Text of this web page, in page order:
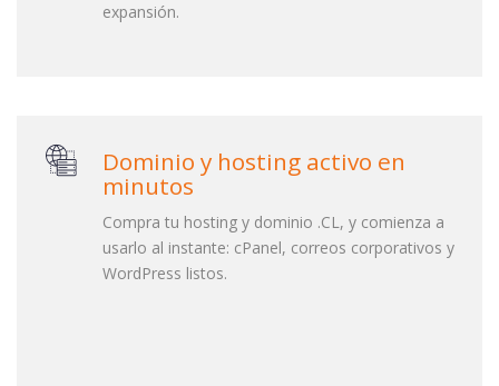
expansión.
Dominio y hosting activo en
minutos
Compra tu hosting y dominio .CL, y comienza a
usarlo al instante: cPanel, correos corporativos y
WordPress listos.